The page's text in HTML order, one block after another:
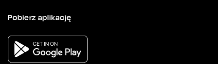
Pobierz aplikację